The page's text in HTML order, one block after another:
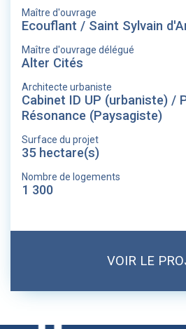
Maître d'ouvrage
Ecouflant / Saint Sylvain
Maître d'ouvrage délégué
Alter Cités
Architecte urbaniste
Cabinet ID UP (urbaniste) /
Résonance (Paysagiste)
Surface du projet
35 hectare(s)
Nombre de logements
1 300
VOIR LE